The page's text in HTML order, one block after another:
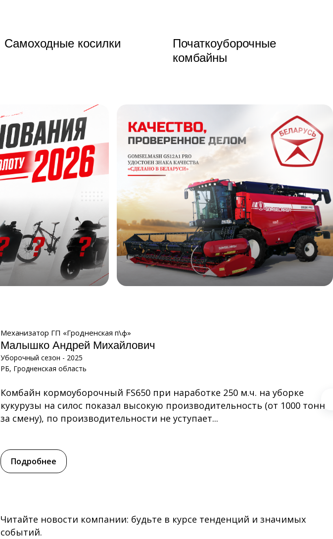
Самоходные косилки
Початкоуборочные
комбайны
Механизатор ГП «Гродненская п\ф»
Малышко Андрей Михайлович
Уборочный сезон - 2025
РБ, Гродненская область
Комбайн кормоуборочный FS650 при наработке 250 м.ч. на уборке
кукурузы на силос показал высокую производительность (от 1000 тонн
за смену), по производительности не уступает...
Подробнее
Читайте новости компании: будьте в курсе тенденций и значимых
событий.